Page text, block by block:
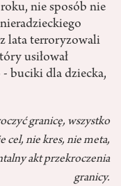
nie sposób nie
lata terroryzowali
usiłował
- buciki dla dziecka,
granicę, wszystko
cel, nie kres, nie meta,
akt przekroczenia
granicy.